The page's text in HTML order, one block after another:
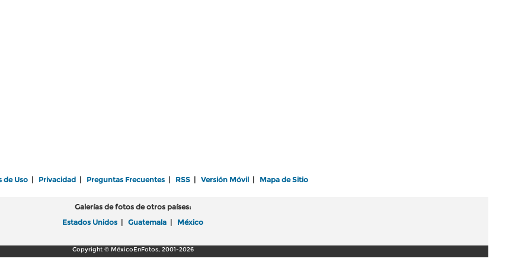
de Uso Privacidad Preguntas Frecuentes RSS Versión Móvil Mapa de Sitio
Galerías de fotos de otros países:
Estados Unidos
Guatemala México
Copyright © MéxicoEnFotos, 2001-2026